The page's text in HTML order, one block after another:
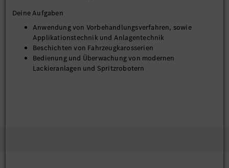
Deine Aufgaben
Anwendung von Vorbehandlungsverfahren, sowie
Applikationstechnik und Anlagentechnik
Beschichten von Fahrzeugkarosserien
Bedienung und Überwachung von modernen
Lackieranlagen und Spritzrobotern